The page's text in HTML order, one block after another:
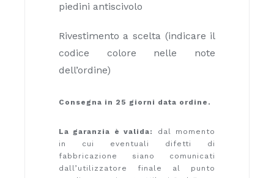
piedini antiscivolo
Rivestimento a scelta (indicare il
codice colore nelle note
dell’ordine)
Consegna in 25 giorni data ordine.
La garanzia è valida:
dal momento
in cui eventuali difetti di
fabbricazione siano comunicati
dall’utilizzatore finale al punto